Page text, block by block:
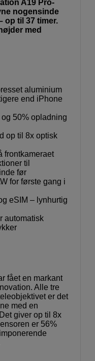
A19 Pro-
nogensinde
op til 37 timer.
med
aluminium
end iPhone
50% opladning
op til 8x optisk
frontkameraet
til
før
for første gang i
eSIM – lynhurtig
automatisk
fået en markant
Alle tre
er det
med en
giver op til 8x
er 56%